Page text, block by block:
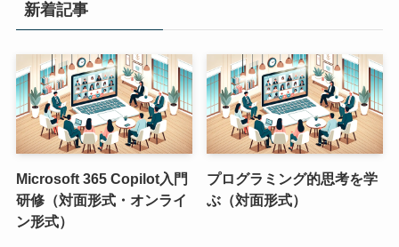
新着記事
Microsoft 365 Copilot入門
研修（対面形式・オンライ
ン形式）
プログラミング的思考を学
ぶ（対面形式）